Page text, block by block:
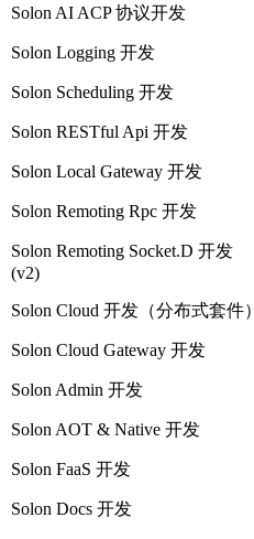
Solon AI ACP 协议开发
Solon Logging 开发
Solon Scheduling 开发
Solon RESTful Api 开发
Solon Local Gateway 开发
Solon Remoting Rpc 开发
Solon Remoting Socket.D 开发
(v2)
Solon Cloud 开发（分布式套件）
Solon Cloud Gateway 开发
Solon Admin 开发
Solon AOT & Native 开发
Solon FaaS 开发
Solon Docs 开发